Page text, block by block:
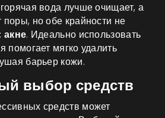
вода лучше очищает, а
поры, но обе крайности не
акне. Идеально использовать
помогает мягко удалить
барьер кожи.
выбор средств
средств может